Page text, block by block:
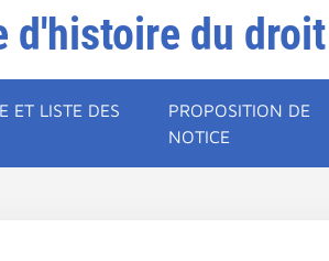
d'histoire du
ET LISTE DES
PROPOSITION DE
NOTICE